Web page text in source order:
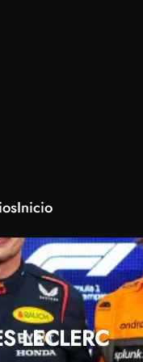
Inicio
LECLERC